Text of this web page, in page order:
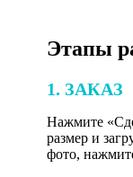
Этапы
1. ЗАКАЗ
Нажмите
размер и
фото,